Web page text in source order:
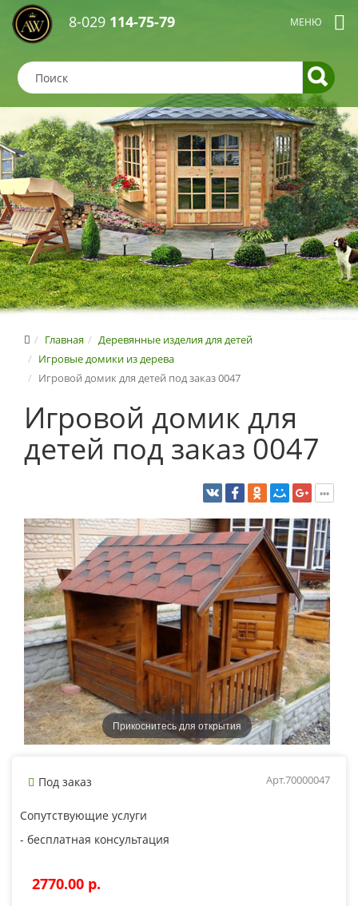
8-029 114-75-79
Главная
Деревянные изделия для детей
Игровые домики из дерева
Игровой домик для детей под заказ 0047
Игровой домик для
детей под заказ 0047
Прикоснитесь для открытия
Под заказ Арт.70000047
Сопутствующие услуги
- бесплатная консультация
2770.00 p.